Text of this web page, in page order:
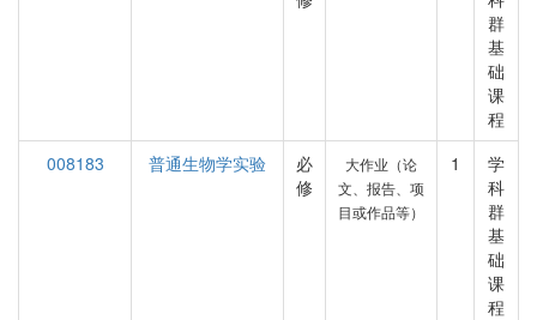
群
基
础
课
程
008183
普通生物学实验
必
修
大作业（论
文、报告、项
目或作品等）
1
学
科
群
基
础
课
程